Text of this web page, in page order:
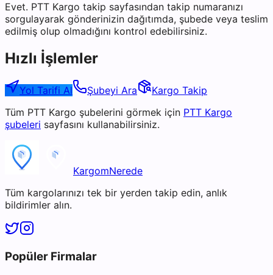
Evet. PTT Kargo takip sayfasından takip numaranızı
sorgulayarak gönderinizin dağıtımda, şubede veya teslim
edilmiş olup olmadığını kontrol edebilirsiniz.
Hızlı İşlemler
Yol Tarifi Al Şubeyi Ara
Kargo Takip
Tüm PTT Kargo şubelerini görmek için PTT Kargo
şubeleri sayfasını kullanabilirsiniz.
KargomNerede
Tüm kargolarınızı tek bir yerden takip edin, anlık
bildirimler alın.
Popüler Firmalar